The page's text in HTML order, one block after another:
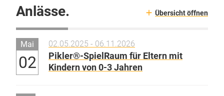
Anlässe. Übersicht öffnen
Mai
02
02.05.2025 - 06.11.2026
Pikler®-SpielRaum für Eltern mit
Kindern von 0-3 Jahren